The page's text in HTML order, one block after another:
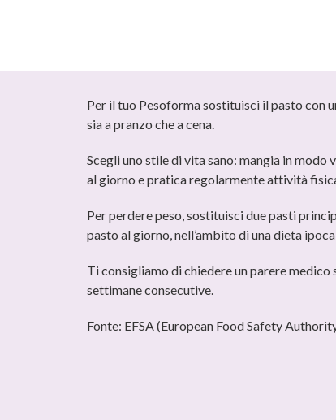
Per il tuo Pesoforma sostituisci il pasto con
sia a pranzo che a cena.
Scegli uno stile di vita sano: mangia in
al giorno e pratica regolarmente attività
Per perdere peso, sostituisci due pasti
pasto al giorno, nell’ambito di una dieta
Ti consigliamo di chiedere un parere
settimane consecutive.
Fonte: EFSA (European Food Safety